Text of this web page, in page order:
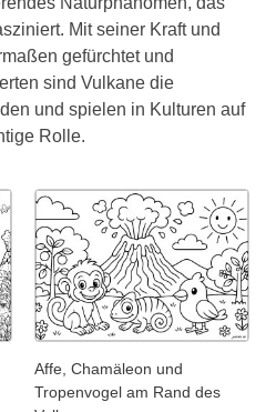
Mit seiner Kraft und
gefürchtet und
sind Vulkane die
und spielen in Kulturen auf
Rolle.
Affe, Chamäleon und
Tropenvogel am Rand des